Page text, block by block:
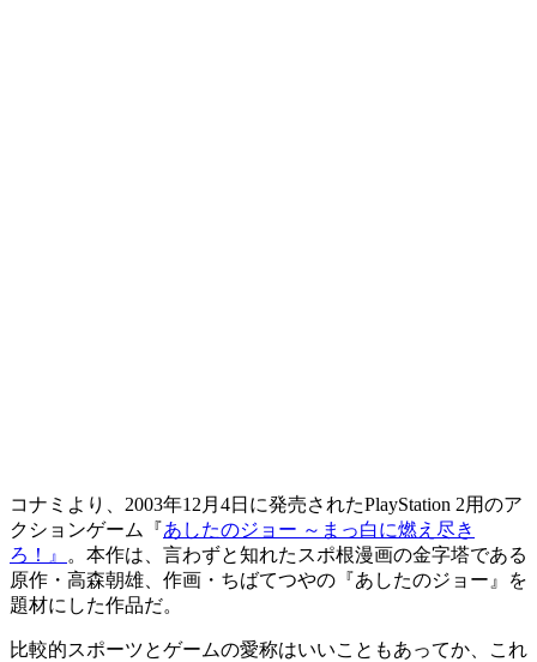
コナミより、2003年12月4日に発売されたPlayStation 2用のア
クションゲーム『あしたのジョー ～まっ白に燃え尽き
ろ！』
。本作は、言わずと知れたスポ根漫画の金字塔である
原作・高森朝雄、作画・ちばてつやの『あしたのジョー』を
題材にした作品だ。
比較的スポーツとゲームの愛称はいいこともあってか、これ